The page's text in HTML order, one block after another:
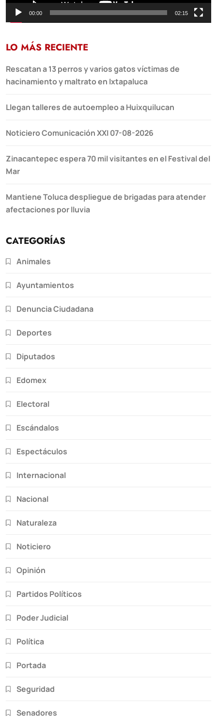
00:00 02:15
LO MÁS RECIENTE
Rescatan a 13 perros y varios gatos víctimas de
hacinamiento y maltrato en Ixtapaluca
Llegan talleres de autoempleo a Huixquilucan
Noticiero Comunicación XXI 07-08-2026
Zinacantepec espera 70 mil visitantes en el Festival del
Mar
Mantiene Toluca despliegue de brigadas para atender
afectaciones por lluvia
CATEGORÍAS
Animales
Ayuntamientos
Denuncia Ciudadana
Deportes
Diputados
Edomex
Electoral
Escándalos
Espectáculos
Internacional
Nacional
Naturaleza
Noticiero
Opinión
Partidos Políticos
Poder Judicial
Política
Portada
Seguridad
Senadores